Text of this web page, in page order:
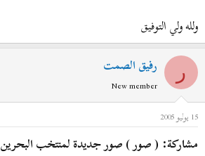
ولله ولي التوفيق
ر رفيق الصمت
New member
15 يوليو 2005
مشاركة: ( صور ) صور جديدة لمنتخب البحرين